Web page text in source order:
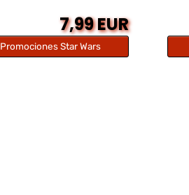
7,99 EUR
Promociones Star Wars